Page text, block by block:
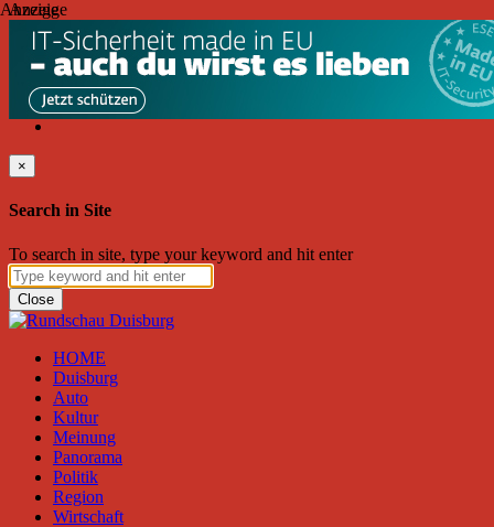
Donnerstag, August 06, 2026
Friend on Facebook
Subscribe to RSS
Search
×
Search in Site
To search in site, type your keyword and hit enter
Close
HOME
Duisburg
Auto
Kultur
Meinung
Panorama
Politik
Region
Wirtschaft
Anzeige
Anzeige